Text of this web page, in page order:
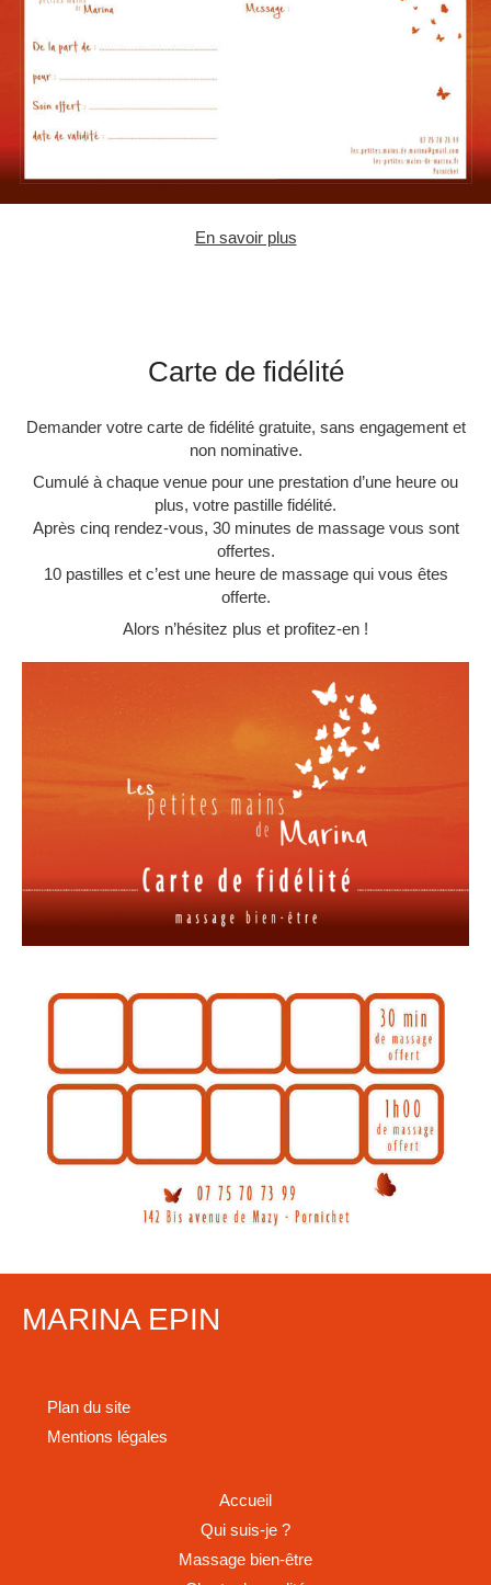
En savoir plus
Carte de fidélité
Demander votre carte de fidélité gratuite, sans engagement et
non nominative.
Cumulé à chaque venue pour une prestation d’une heure ou
plus, votre pastille fidélité.
Après cinq rendez-vous, 30 minutes de massage vous sont
offertes.
10 pastilles et c’est une heure de massage qui vous êtes
offerte.
Alors n’hésitez plus et profitez-en !
MARINA EPIN
Plan du site
Mentions légales
Accueil
Qui suis-je ?
Massage bien-être